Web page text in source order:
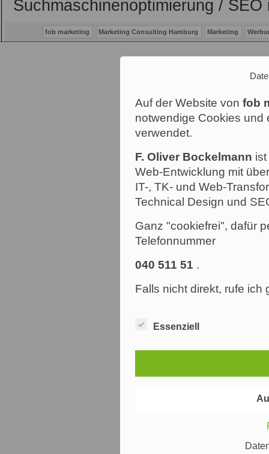
Suchmaschinenoptimierung / SEO
fob marketing Marketing Consulting Hamburg Marketing
Auf der Website von fob
notwendige Cookies und
verwendet.
F. Oliver Bockelmann
Web-Entwicklung mit
IT-, TK- und Web-
Technical Design und
Ganz "cookiefrei", dafür
Telefonnummer
040 511 51 .
Falls nicht direkt, rufe ich
Essenziell